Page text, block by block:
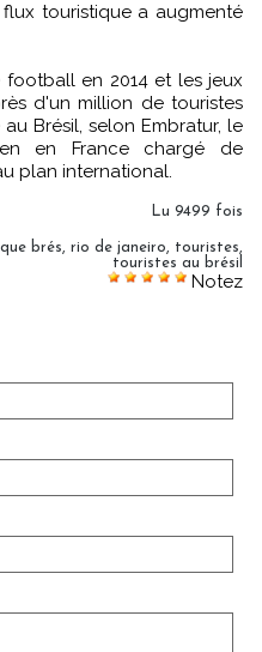
touristique a augmenté
en 2014 et les jeux
d'un million de touristes
Brésil, selon Embratur, le
en France chargé de
plan international.
Lu 9499 fois
brés, rio de janeiro, touristes,
touristes au brésil
Notez